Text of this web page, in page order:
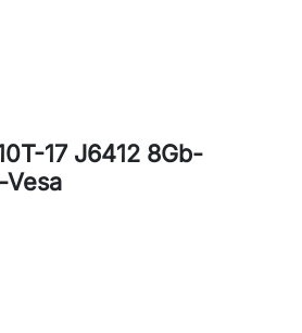
17 J6412 8Gb-
Vesa